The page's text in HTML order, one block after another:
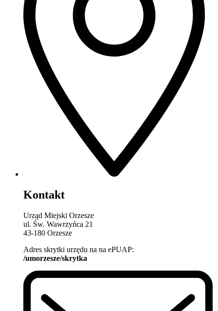
Kontakt
Urząd Miejski Orzesze
ul. Św. Wawrzyńca 21
43-180 Orzesze
Adres skrytki urzędu na na ePUAP:
/umorzesze/skrytka